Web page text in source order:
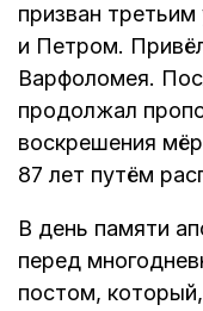
призван
и Петром.
Варфоломея.
продолжал
воскрешения
87 лет путём
В день памяти
перед
постом,